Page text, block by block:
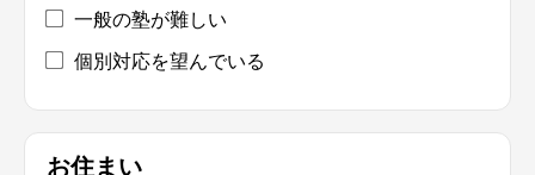
一般の塾が難しい
個別対応を望んでいる
お住まい